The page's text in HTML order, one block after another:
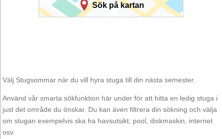
Sök på kartan
Välj Stugsommar när du vill hyra stuga till din nästa semester.
Använd vår smarta sökfunktion här under för att hitta en ledig stuga i
just det område du önskar. Du kan även filtrera din sökning och välja
om stugan exempelvis ska ha havsutsikt, pool, diskmaskin, internet
osv.